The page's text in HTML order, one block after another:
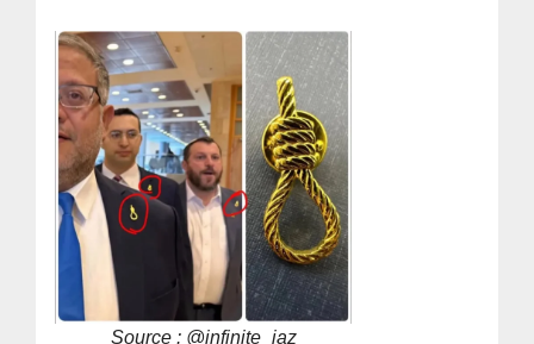
Source : @infinite_jaz